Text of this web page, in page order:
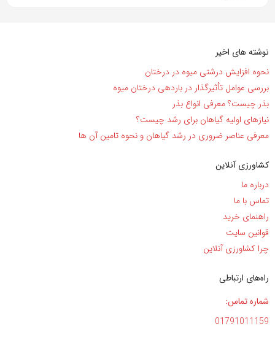
نوشته های اخیر
نحوه افزایش درشتی میوه در درختان
بررسی عوامل تأثیرگذار در باردهی درختان میوه
بذر چیست؟ معرفی انواع بذر
نیاز‌های اولیه گیاهان برای رشد چیست؟
معرفی عناصر ضروری در رشد گیاهان و نحوه تامین آن ها
کشاورزی آنلاین
درباره ما
تماس با ما
راهنمای خرید
قوانین سایت
چرا کشاورزی آنلاین
راه‌های ارتباطی
شماره تماس:
01791011159